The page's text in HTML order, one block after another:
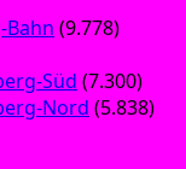
(9.778)
Süd (7.300)
Nord (5.838)